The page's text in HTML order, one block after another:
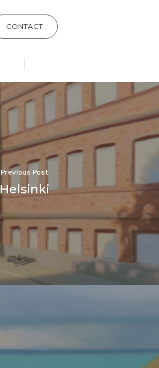
CONTACT
Previous Post
Helsinki